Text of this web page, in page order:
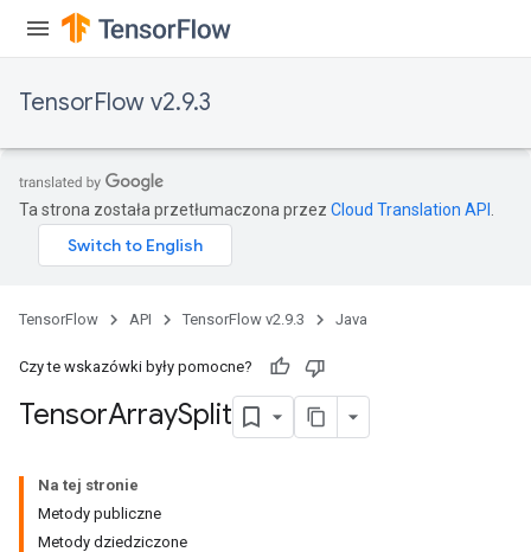
TensorFlow v2.9.3
Ta strona została przetłumaczona przez Cloud Translation API
TensorFlow API TensorFlow v2.9.3 Java
Czy te wskazówki były pomocne?
TensorArraySplit
Na tej stronie
Metody publiczne
Metody dziedziczone